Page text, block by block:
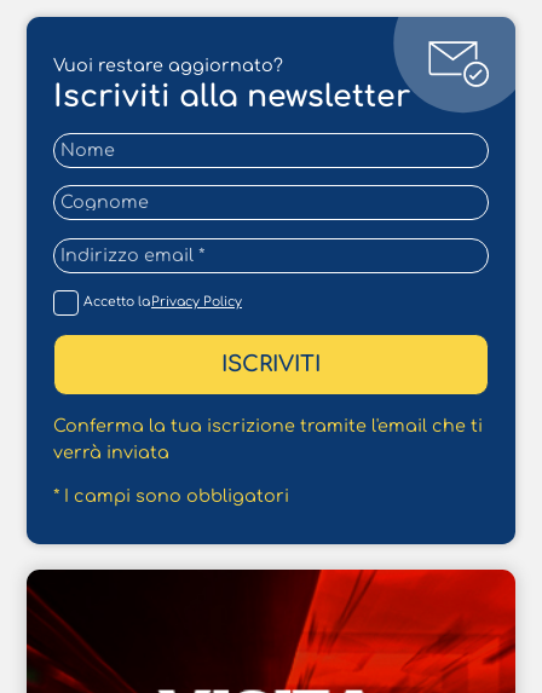
Vuoi restare aggiornato?
Iscriviti alla newsletter
Accetto laPrivacy Policy
Conferma la tua iscrizione tramite l'email che ti
verrà inviata
* I campi sono obbligatori